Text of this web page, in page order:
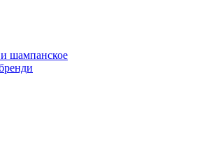
шампанское